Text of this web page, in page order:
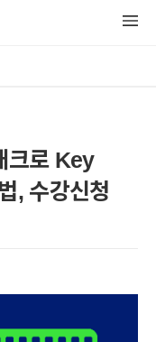
크로 Key
, 수강신청